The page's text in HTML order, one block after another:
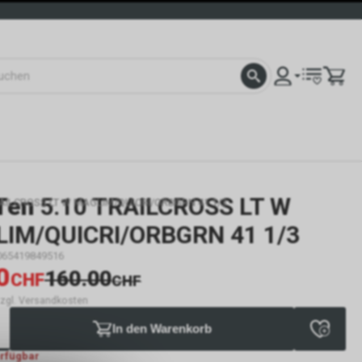
LT W MAGLIM/QUICRI/ORBGRN 41 1/3
5.10 TRAILCROSS LT W
QUICRI/ORBGRN 41 1/3
CHF160.00CHF
Versandkosten
In den Warenkorb